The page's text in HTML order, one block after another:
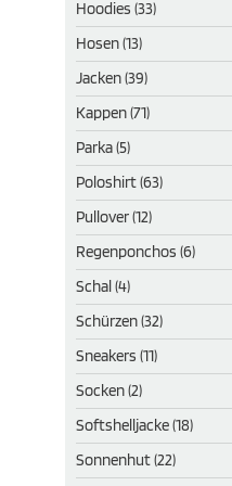
Hoodies (33)
Hosen (13)
Jacken (39)
Kappen (71)
Parka (5)
Poloshirt (63)
Pullover (12)
Regenponchos (6)
Schal (4)
Schürzen (32)
Sneakers (11)
Socken (2)
Softshelljacke (18)
Sonnenhut (22)